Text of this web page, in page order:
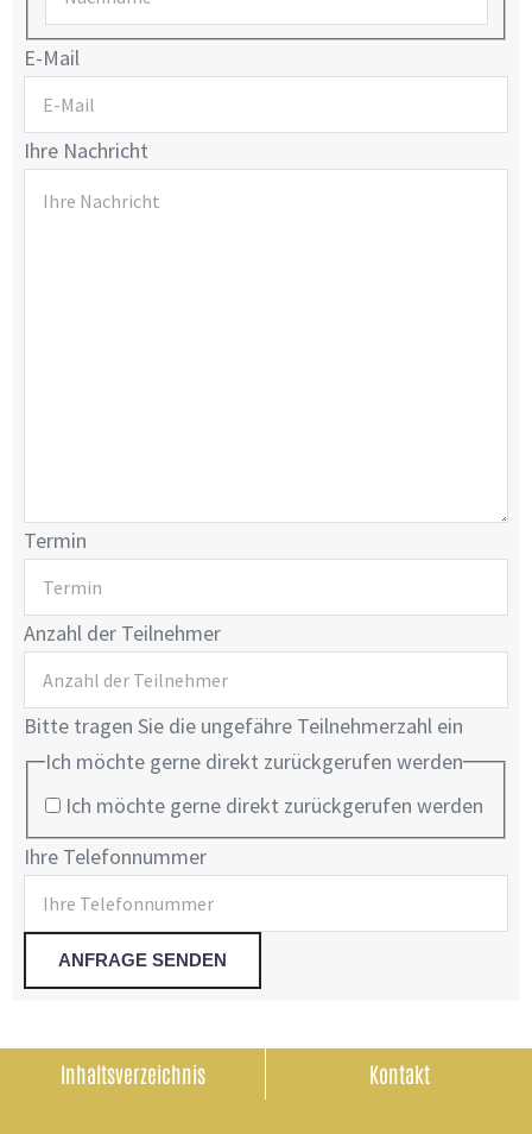
E-Mail
Ihre Nachricht
Termin
Anzahl der Teilnehmer
Bitte tragen Sie die ungefähre Teilnehmerzahl ein
Ich möchte gerne direkt zurückgerufen werden
Ich möchte gerne direkt zurückgerufen werden
Ihre Telefonnummer
Inhaltsverzeichnis Kontakt